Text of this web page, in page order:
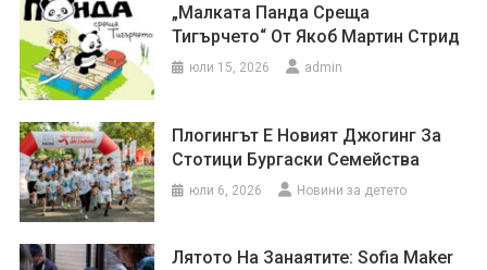
„Малката Панда Среща
Тигърчето“ От Якоб Мартин Стрид
юли 15, 2026 admin
Плогингът Е Новият Джогинг За
Стотици Бургаски Семейства
юли 6, 2026 Новини за детето
Лятото На Занаятите: Sofia Maker